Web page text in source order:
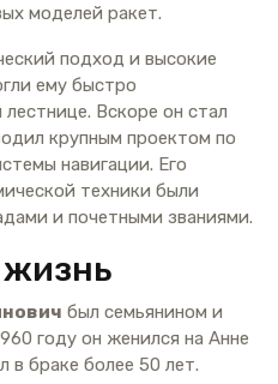
моделей ракет.
подход и высокие
ему быстро
Вскоре он стал
крупным проектом по
навигации. Его
техники были
и почетными званиями.
жизнь
был семьянином и
году он женился на Анне
в браке более 50 лет.